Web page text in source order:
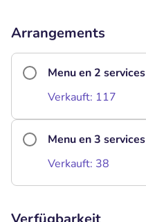
Arrangements
Menu en 2 services
Verkauft: 117
Menu en 3 services
Verkauft: 38